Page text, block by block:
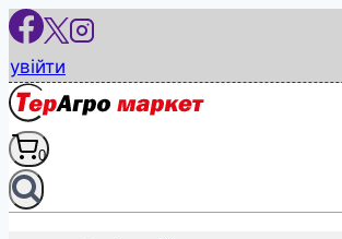
Перейти
вмісту
увійти
0